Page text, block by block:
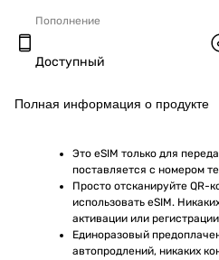
Пополнение
Доступный
Полная информация о продукте
Это eSIM только для
поставляется с номером
Просто отсканируйте QR-
использовать eSIM.
активации или
Единоразовый
автопродлений, никаких